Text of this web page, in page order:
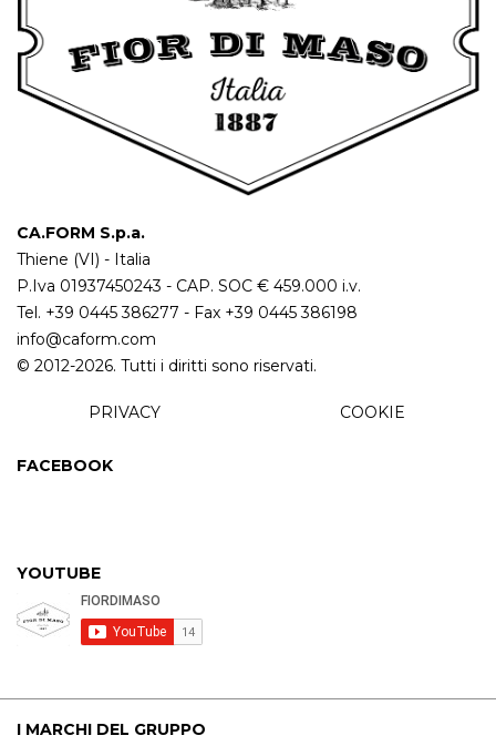
CA.FORM S.p.a.
Thiene (VI) - Italia
P.Iva 01937450243 - CAP. SOC € 459.000 i.v.
Tel. +39 0445 386277 - Fax +39 0445 386198
info@caform.com
© 2012-2026. Tutti i diritti sono riservati.
PRIVACY COOKIE
FACEBOOK
YOUTUBE
I MARCHI DEL GRUPPO